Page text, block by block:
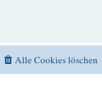
Alle Cookies löschen